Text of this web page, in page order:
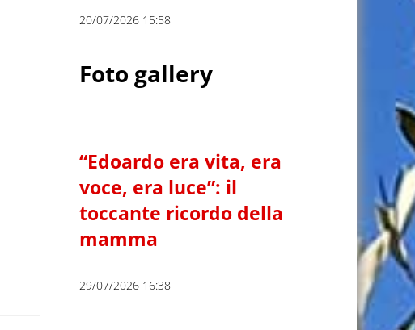
20/07/2026 15:58
Foto gallery
“Edoardo era vita, era
voce, era luce”: il
toccante ricordo della
mamma
29/07/2026 16:38